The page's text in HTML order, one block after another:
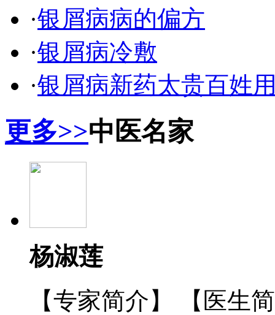
·银屑病病的偏方
·银屑病冷敷
·银屑病新药太贵百姓
更多>>中医名家
杨淑莲
【专家简介】 【医生